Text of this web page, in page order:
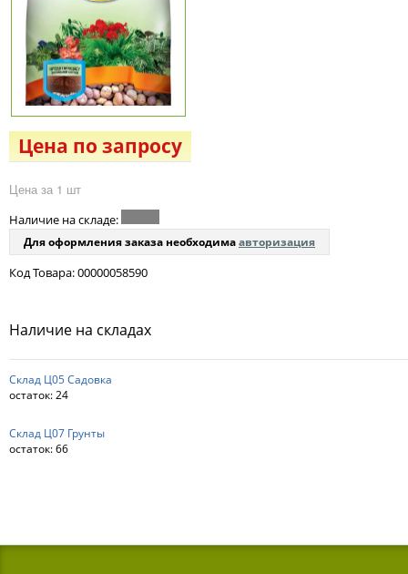
Цена по запросу
Цена за 1 шт
Наличие на складе:
Для оформления заказа необходимаавторизация
Код Товара: 00000058590
Наличие на складах
Склад Ц05 Садовка
остаток:24
Склад Ц07 Грунты
остаток:66